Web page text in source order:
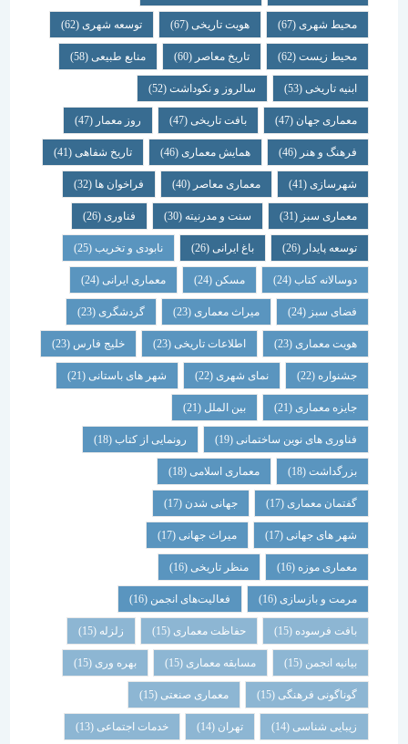
محیط شهری(67) هویت تاریخی(67) توسعه شهری(62)
محیط زیست(62) تاریخ معاصر(60) منابع طبیعی(58)
ابنیه تاریخی(53) سالروز و نکوداشت(52)
معماری جهان (47) بافت تاریخی(47) روز معمار(47)
فرهنگ و هنر(46) همایش معماری (46) تاریخ شفاهی (41)
شهرسازی(41) معماری معاصر(40) فراخوان ها(32)
معماری سبز(31) سنت و مدرنیته(30) فناوری (26)
توسعه پایدار(26) باغ ایرانی(26) نابودی و تخریب(25)
دوسالانه کتاب(24) مسکن (24) معماری ایرانی(24)
فضای سبز(24) میراث معماری (23) گردشگری (23)
هویت معماری (23) اطلاعات تاریخی(23) خلیج فارس(23)
جشنواره(22) نمای شهری(22) شهر های باستانی (21)
جایزه معماری (21) بین الملل(21)
فناوری های نوین ساختمانی(19) رونمایی از کتاب (18)
بزرگداشت (18) معماری اسلامی (18)
گفتمان معماری (17) جهانی شدن(17)
شهر های جهانی(17) میراث جهانی(17)
معماری موزه (16) منظر تاریخی (16)
مرمت و بازسازی(16) فعالیت‌های انجمن(16)
بافت فرسوده (15) حفاظت معماری (15) زلزله
بیانیه انجمن(15) مسابقه معماری (15) بهره وری(15)
گوناگونی فرهنگی (15) معماری صنعتی(15)
زیبایی شناسی (14) تهران خدمات اجتماعی(13)